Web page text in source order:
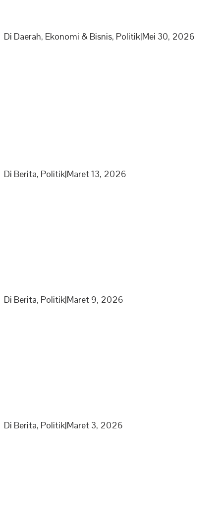
Di Daerah, Ekonomi & Bisnis, Politik|Mei 30, 2026
Di Berita, Politik|Maret 13, 2026
Di Berita, Politik|Maret 9, 2026
Di Berita, Politik|Maret 3, 2026